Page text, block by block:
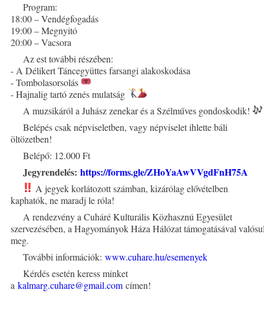
Program:
18:00 – Vendégfogadás
19:00 – Megnyitó
20:00 – Vacsora
Az est további részében:
- A Délikert Táncegyüttes farsangi alakoskodása
- Tombolasorsolás
- Hajnalig tartó zenés mulatság
A muzsikáról a Juhász zenekar és a Szélműves gondoskodik!
Belépés csak népviseletben, vagy népviselet ihlette báli
öltözetben!
Belépő: 12.000 Ft
Jegyrendelés: https://forms.gle/ZHoYaAwVVgdFnH75A
A jegyek korlátozott számban, kizárólag elővételben
kaphatók, ne maradj le róla!
A rendezvény a Cuháré Kulturális Közhasznú Egyesület
szervezésében, a Hagyományok Háza Hálózat támogatásával
meg.
További információk: www.cuhare.hu/esemenyek
Kérdés esetén keress minket
a kalmarg.cuhare@gmail.comcímen!